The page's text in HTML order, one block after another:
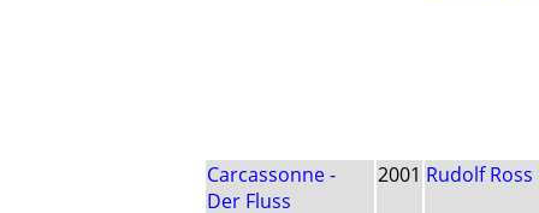
Carcassonne -
Der Fluss
2001 Rudolf Ross